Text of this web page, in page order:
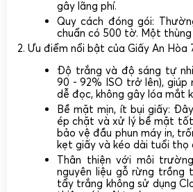
gây lãng phí.
Quy cách đóng gói:
chuẩn có 500 tờ. Một
2. Ưu điểm nổi bật của Giấy An Hòa
Độ trắng và độ sáng tự
90 - 92% ISO trở lên), giúp
dễ đọc, không gây lóa mắt
Bề mặt mịn, ít bụi giấy:
ép chặt và xử lý bề mặt
bảo vệ đầu phun máy in,
kẹt giấy và kéo dài tuổi thọ
Thân thiện với môi
nguyên liệu gỗ rừng trồng
tẩy trắng không sử dụng